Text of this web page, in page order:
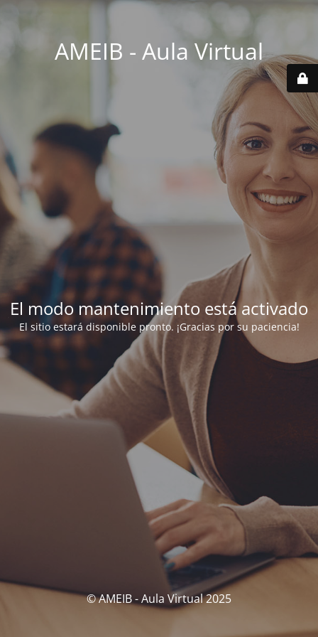
AMEIB - Aula Virtual
El modo mantenimiento está activado
El sitio estará disponible pronto. ¡Gracias por su paciencia!
© AMEIB - Aula Virtual 2025